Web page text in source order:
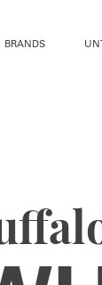
BRANDS